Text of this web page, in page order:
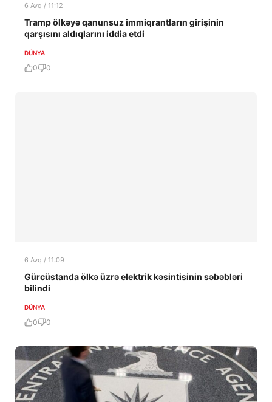
6 Avq / 11:12
Tramp ölkəyə qanunsuz immiqrantların girişinin
qarşısını aldıqlarını iddia etdi
DÜNYA
0 0
6 Avq / 11:09
Gürcüstanda ölkə üzrə elektrik kəsintisinin səbəbləri
bilindi
DÜNYA
0 0